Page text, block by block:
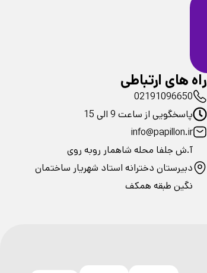
راه های ارتباطی
02191096650
پاسخگویی از ساعت 9 الی 15
info@papillon.ir
آ.ش جلفا محله شاهمار روبه روی
دبیرستان دخترانه استاد شهریار ساختمان
نگین طبقه همکف